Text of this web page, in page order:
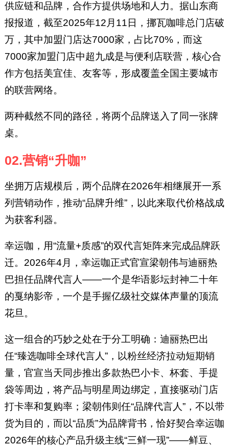
供应链和品牌，合作方提供场地和人力。据山东商
报报道，截至2025年12月11日，挪瓦咖啡总门店破
万，其中加盟门店达7000家，占比70%，而这
7000家加盟门店中超九成是与便利店联营，核心合
作方包括美宜佳、友客等，形成覆盖全国主要城市
的联营网络。
两种截然不同的路径，将两个品牌送入了同一张牌
桌。
02.营销“升咖”
坐拥万店规模后，两个品牌在2026年相继展开一系
列营销动作，推动“品牌升维”，以此来取代价格战成
为获客利器。
幸运咖，用“流量+质感”的双代言矩阵来完成品牌跃
迁。2026年4月，幸运咖正式官宣梁朝伟与迪丽热
巴担任品牌代言人——一个是华语影坛封神二十年
的戛纳影帝，一个是手握亿级社交媒体声量的顶流
花旦。
这一组合的巧妙之处在于分工明确：迪丽热巴出
任“臻选咖啡全球代言人”，以粉丝经济拉动短期销
量，官宣当天同步推出多款热巴小卡、杯套、手提
袋等周边，将产品与明星周边绑定，直接驱动门店
打卡率和复购率；梁朝伟则任“品牌代言人”，不以带
货为目的，而以“品质”为品牌背书，恰好契合幸运咖
2026年的核心产品升级主线“三鲜一现”——鲜豆、